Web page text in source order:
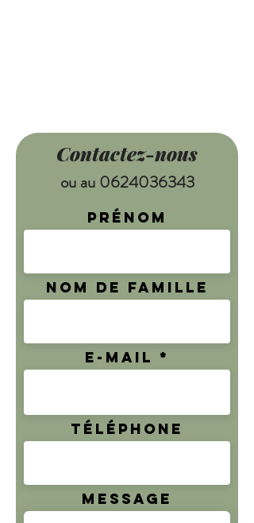
Contactez-nous
ou au 0624036343
Prénom
Nom de famille
E-mail
Téléphone
Message